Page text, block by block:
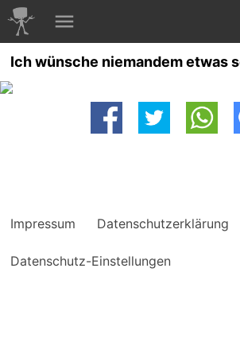
Ich wünsche niemandem etwas
Impressum Datenschutzerklärung
Datenschutz-Einstellungen